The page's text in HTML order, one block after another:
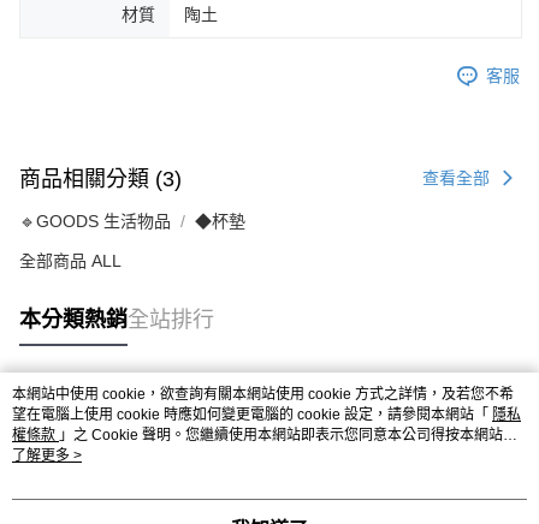
材質 陶土
客服
商品相關分類 (3) 查看全部
🔹GOODS 生活物品 ◆杯墊
全部商品 ALL
本分類熱銷全站排行
熱門標籤
本網站中使用 cookie，欲查詢有關本網站使用 cookie 方式之詳情，及若您不希
望在電腦上使用 cookie 時應如何變更電腦的 cookie 設定，請參閱本網站「 隱私
權條款 」之 Cookie 聲明。您繼續使用本網站即表示您同意本公司得按本網站使
用條款之 Cookie 聲明使用 cookie。
了解更多 >